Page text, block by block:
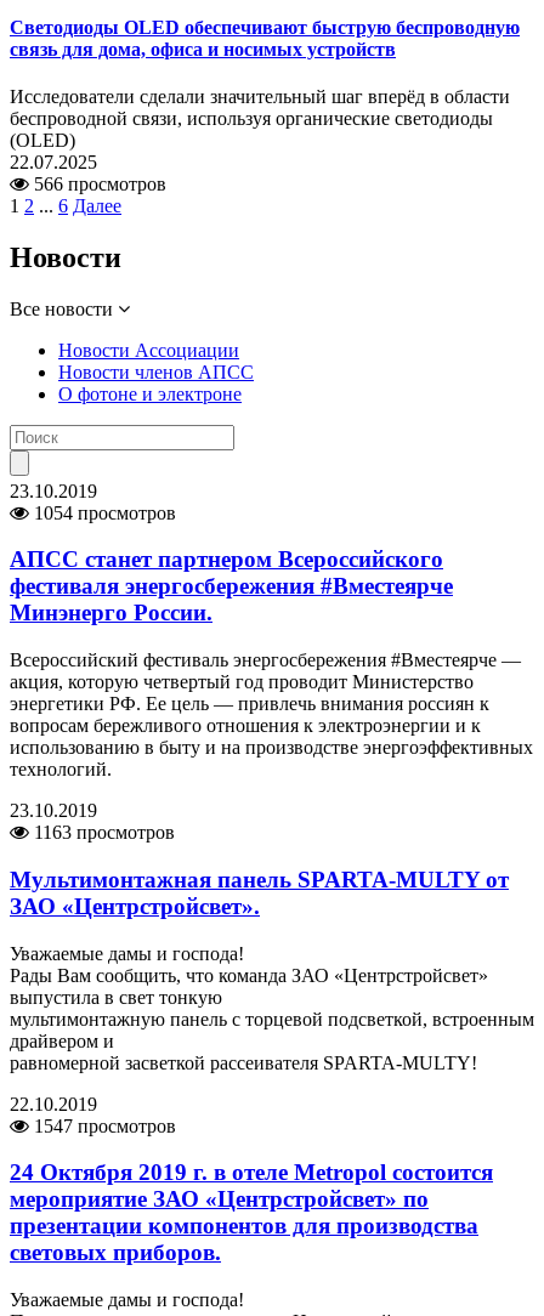
Светодиоды OLED обеспечивают быструю беспроводную
связь для дома, офиса и носимых устройств
Исследователи сделали значительный шаг вперёд в области
беспроводной связи, используя органические светодиоды
(OLED)
22.07.2025
566 просмотров
1 2 ... 6 Далее
Новости
Все новости
Новости Ассоциации
Новости членов АПСС
О фотоне и электроне
23.10.2019
1054 просмотров
АПСС станет партнером Всероссийского
фестиваля энергосбережения #Вместеярче
Минэнерго России.
Всероссийский фестиваль энергосбережения #Вместеярче —
акция, которую четвертый год проводит Министерство
энергетики РФ. Ее цель — привлечь внимания россиян к
вопросам бережливого отношения к электроэнергии и к
использованию в быту и на производстве энергоэффективных
технологий.
23.10.2019
1163 просмотров
Мультимонтажная панель SPARTA-MULTY от
ЗАО «Центрстройсвет».
Уважаемые дамы и господа!
Рады Вам сообщить, что команда ЗАО «Центрстройсвет»
выпустила в свет тонкую
мультимонтажную панель с торцевой подсветкой, встроенным
драйвером и
равномерной засветкой рассеивателя SPARTA-MULTY!
22.10.2019
1547 просмотров
24 Октября 2019 г. в отеле Metropol состоится
мероприятие ЗАО «Центрстройсвет» по
презентации компонентов для производства
световых приборов.
Уважаемые дамы и господа!